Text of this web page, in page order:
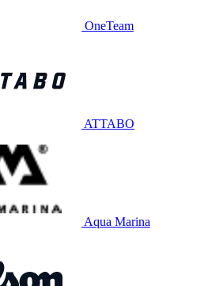
OneTeam
ATTABO
Aqua Marina